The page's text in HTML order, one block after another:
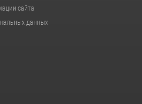
сайта
данных